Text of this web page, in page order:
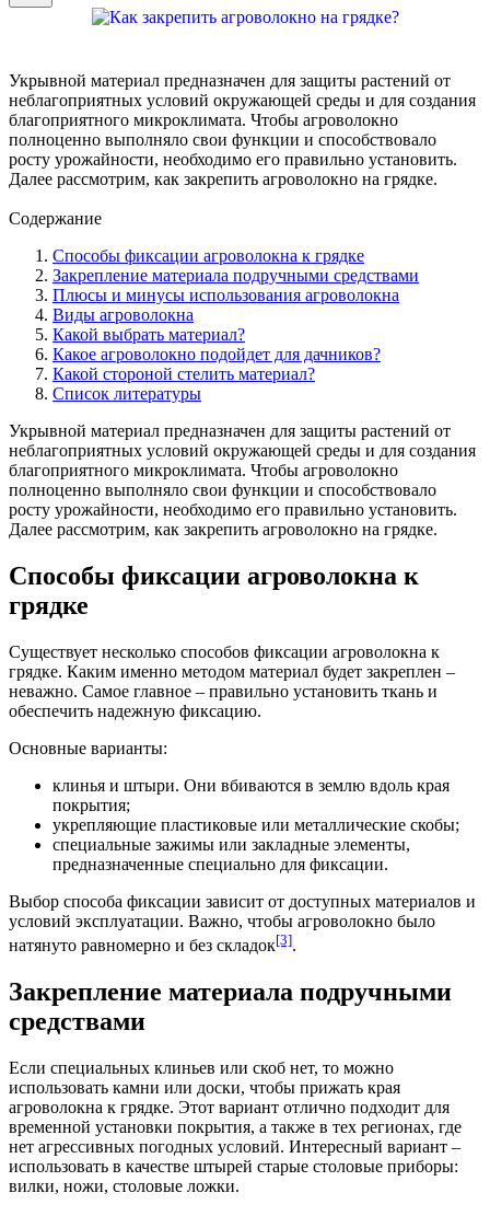
Укрывной материал предназначен для защиты растений от
неблагоприятных условий окружающей среды и для создания
благоприятного микроклимата. Чтобы агроволокно
полноценно выполняло свои функции и способствовало
росту урожайности, необходимо его правильно установить.
Далее рассмотрим, как закрепить агроволокно на грядке.
Содержание
Способы фиксации агроволокна к грядке
Закрепление материала подручными средствами
Плюсы и минусы использования агроволокна
Виды агроволокна
Какой выбрать материал?
Какое агроволокно подойдет для дачников?
Какой стороной стелить материал?
Список литературы
Укрывной материал предназначен для защиты растений от
неблагоприятных условий окружающей среды и для создания
благоприятного микроклимата. Чтобы агроволокно
полноценно выполняло свои функции и способствовало
росту урожайности, необходимо его правильно установить.
Далее рассмотрим, как закрепить агроволокно на грядке.
Способы фиксации агроволокна к
грядке
Существует несколько способов фиксации агроволокна к
грядке. Каким именно методом материал будет закреплен –
неважно. Самое главное – правильно установить ткань и
обеспечить надежную фиксацию.
Основные варианты:
клинья и штыри. Они вбиваются в землю вдоль края
покрытия;
укрепляющие пластиковые или металлические скобы;
специальные зажимы или закладные элементы,
предназначенные специально для фиксации.
Выбор способа фиксации зависит от доступных материалов и
условий эксплуатации. Важно, чтобы агроволокно было
натянуто равномерно и без складок[3].
Закрепление материала подручными
средствами
Если специальных клиньев или скоб нет, то можно
использовать камни или доски, чтобы прижать края
агроволокна к грядке. Этот вариант отлично подходит для
временной установки покрытия, а также в тех регионах, где
нет агрессивных погодных условий. Интересный вариант –
использовать в качестве штырей старые столовые приборы:
вилки, ножи, столовые ложки.